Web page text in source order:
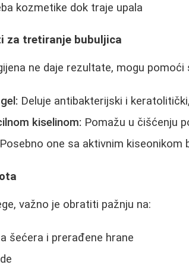
kozmetike dok traje upala
za tretiranje bubuljica
ne daje rezultate, mogu pomoći
Deluje antibakterijski i
kiselinom: Pomažu u čišćenju
Posebno one sa aktivnim kiseonikom
važno je obratiti pažnju na:
šećera i prerađene hrane